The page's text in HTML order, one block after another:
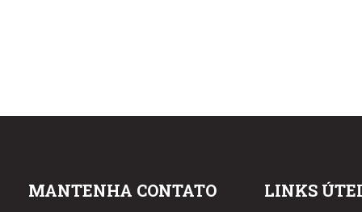
MANTENHA CONTATO LINKS